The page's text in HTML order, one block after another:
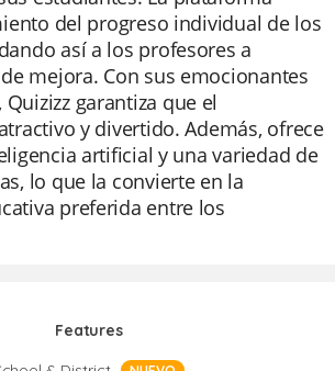
del progreso individual de los
así a los profesores a
mejora. Con sus emocionantes
garantiza que el
y divertido. Además, ofrece
artificial y una variedad de
lo que la convierte en la
preferida entre los
Features